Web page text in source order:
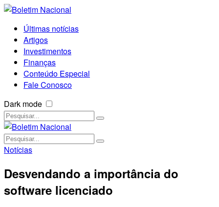
Últimas notícias
Artigos
Investimentos
Finanças
Conteúdo Especial
Fale Conosco
Dark mode
Notícias
Desvendando a importância do
software licenciado